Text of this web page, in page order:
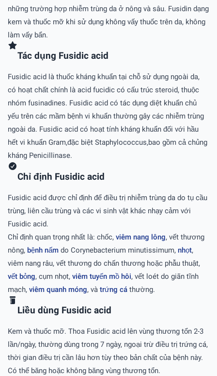
những trường hợp nhiễm trùng da ở nông và sâu. Fusidin dạng
kem và thuốc mỡ khi sử dụng không vấy thuốc trên da, không
làm vấy bẩn.
Tác dụng Fusidic acid
Fusidic acid là thuốc kháng khuẩn tại chỗ sử dụng ngoài da,
có hoạt chất chính là acid fucidic có cấu trúc steroid, thuộc
nhóm fusinadines. Fusidic acid có tác dụng diệt khuẩn chủ
yếu trên các mầm bệnh vi khuẩn thường gây các nhiễm trùng
ngoài da. Fusidic acid có hoạt tính kháng khuẩn đối với hầu
hết vi khuẩn Gram,đặc biệt Staphylococcus,bao gồm cả chủng
kháng Penicillinase.
Chỉ định Fusidic acid
Fusidic acid được chỉ định để điều trị nhiễm trùng da do tụ cầu
trùng, liên cầu trùng và các vi sinh vật khác nhạy cảm với
Fusidic acid.
Chỉ định quan trọng nhất là: chốc, viêm nang lông, vết thương
nông, bệnh nấm do Corynebacterium minutissimum, nhọt,
viêm nang râu, vết thương do chấn thương hoặc phẫu thuật,
vết bỏng, cụm nhọt, viêm tuyến mồ hôi, vết loét do giãn tĩnh
mạch, viêm quanh móng, và trứng cá thường.
Liều dùng Fusidic acid
Kem và thuốc mỡ. Thoa Fusidic acid lên vùng thương tổn 2-3
lần/ngày, thường dùng trong 7 ngày, ngoại trừ điều trị trứng cá,
thời gian điều trị cần lâu hơn tùy theo bản chất của bệnh này.
Có thể băng hoặc không băng vùng thương tổn.